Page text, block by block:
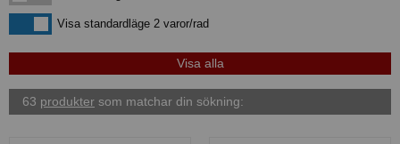
Visa standardlägeVisa standardläge 2 varor/rad
63 produkter som matchar din sökning: